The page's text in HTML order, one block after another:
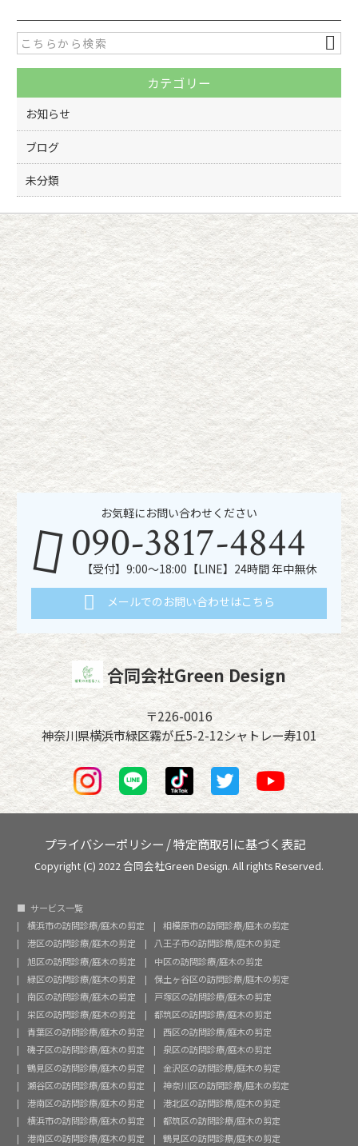
e
b
o
o
k
er
カテゴリー
お知らせ
ブログ
未分類
お気軽にお問い合わせください
090-3817-4844
【受付】9:00～18:00【LINE】24時間 年中無休
メールでのお問い合わせはこちら
合同会社Green Design
〒226-0016
神奈川県横浜市緑区霧が丘5-2-12シャトレー寿101
プライバシーポリシー /特定商取引に基づく表記
Copyright (C) 2022 合同会社Green Design. All rights Reserved.
サービス一覧
横浜市の訪問診療/庭木の剪定
相模原市の訪問診療/庭木の剪定
港区の訪問診療/庭木の剪定
八王子市の訪問診療/庭木の剪定
旭区の訪問診療/庭木の剪定
中区の訪問診療/庭木の剪定
緑区の訪問診療/庭木の剪定
保土ヶ谷区の訪問診療/庭木の剪定
南区の訪問診療/庭木の剪定
戸塚区の訪問診療/庭木の剪定
栄区の訪問診療/庭木の剪定
都筑区の訪問診療/庭木の剪定
青葉区の訪問診療/庭木の剪定
西区の訪問診療/庭木の剪定
磯子区の訪問診療/庭木の剪定
泉区の訪問診療/庭木の剪定
鶴見区の訪問診療/庭木の剪定
金沢区の訪問診療/庭木の剪定
瀬谷区の訪問診療/庭木の剪定
神奈川区の訪問診療/庭木の剪定
港南区の訪問診療/庭木の剪定
港北区の訪問診療/庭木の剪定
横浜市の訪問診療/庭木の剪定
都筑区の訪問診療/庭木の剪定
港南区の訪問診療/庭木の剪定
鶴見区の訪問診療/庭木の剪定